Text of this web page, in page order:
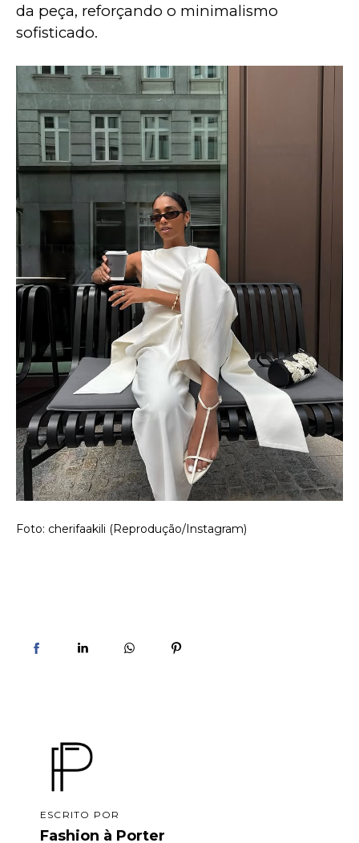
da peça, reforçando o minimalismo
sofisticado.
Foto: cherifaakili (Reprodução/Instagram)
ESCRITO POR
Fashion à Porter